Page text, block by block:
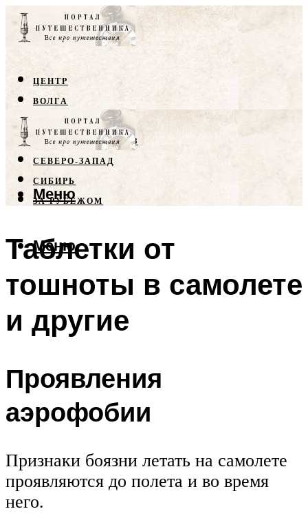
ЦЕНТР
ВОЛГА
КРЫМ
СЕВЕРНЫЙ КАВКАЗ
СЕВЕРО-ЗАПАД
СИБИРЬ
ЗА РУБЕЖОМ
Меню
Меню
Таблетки от
тошноты в самолете
и другие
Проявления
аэрофобии
Признаки боязни летать на самолете
проявляются до полета и во время
него.